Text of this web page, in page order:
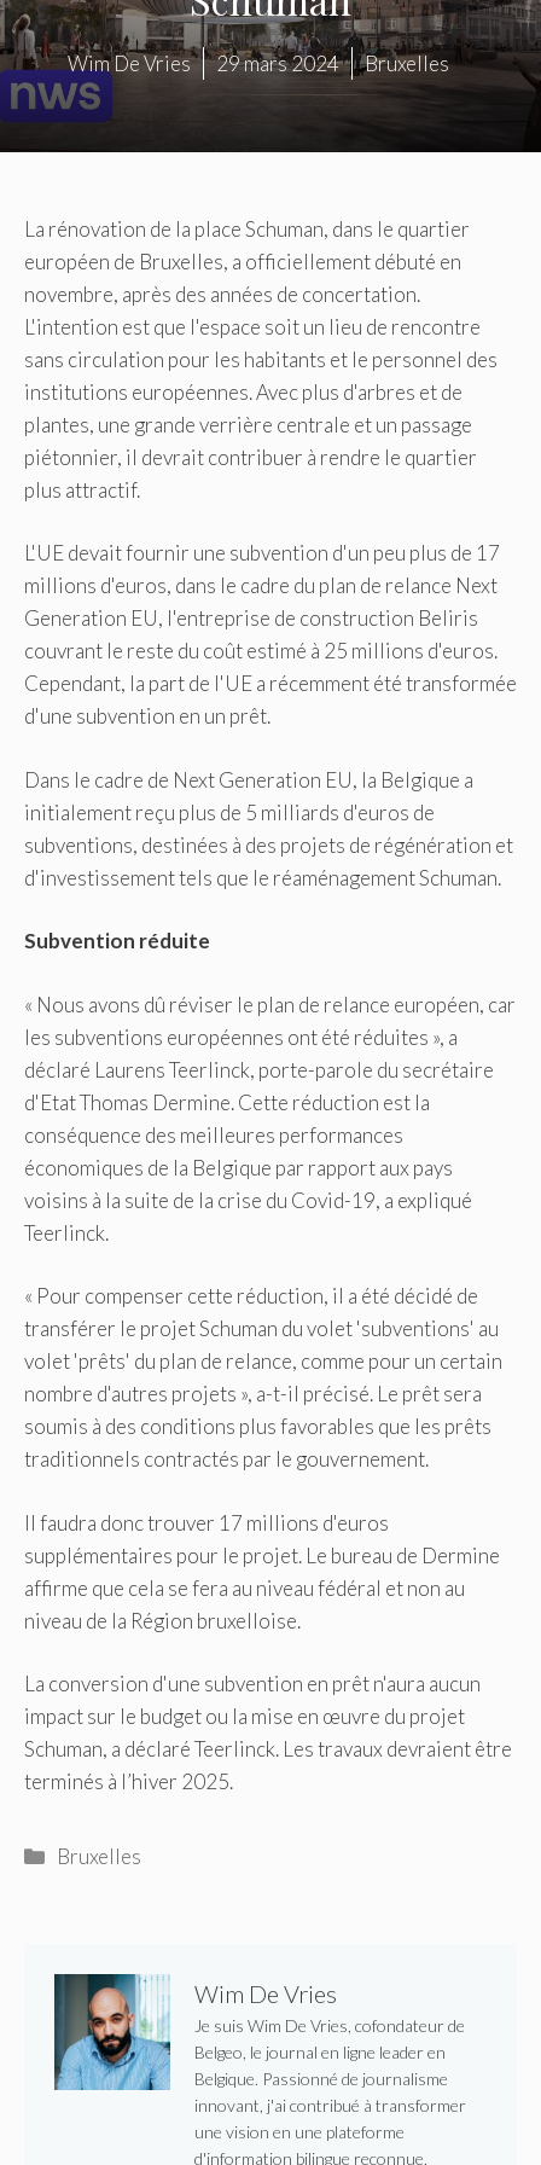
Wim De Vries 29 mars 2024 Bruxelles
La rénovation de la place Schuman, dans le quartier
européen de Bruxelles, a officiellement débuté en
novembre, après des années de concertation.
L'intention est que l'espace soit un lieu de rencontre
sans circulation pour les habitants et le personnel des
institutions européennes. Avec plus d'arbres et de
plantes, une grande verrière centrale et un passage
piétonnier, il devrait contribuer à rendre le quartier
plus attractif.
L'UE devait fournir une subvention d'un peu plus de 17
millions d'euros, dans le cadre du plan de relance Next
Generation EU, l'entreprise de construction Beliris
couvrant le reste du coût estimé à 25 millions d'euros.
Cependant, la part de l'UE a récemment été transformée
d'une subvention en un prêt.
Dans le cadre de Next Generation EU, la Belgique a
initialement reçu plus de 5 milliards d'euros de
subventions, destinées à des projets de régénération et
d'investissement tels que le réaménagement Schuman.
Subvention réduite
« Nous avons dû réviser le plan de relance européen, car
les subventions européennes ont été réduites », a
déclaré Laurens Teerlinck, porte-parole du secrétaire
d'Etat Thomas Dermine. Cette réduction est la
conséquence des meilleures performances
économiques de la Belgique par rapport aux pays
voisins à la suite de la crise du Covid-19, a expliqué
Teerlinck.
« Pour compenser cette réduction, il a été décidé de
transférer le projet Schuman du volet 'subventions' au
volet 'prêts' du plan de relance, comme pour un certain
nombre d'autres projets », a-t-il précisé. Le prêt sera
soumis à des conditions plus favorables que les prêts
traditionnels contractés par le gouvernement.
Il faudra donc trouver 17 millions d'euros
supplémentaires pour le projet. Le bureau de Dermine
affirme que cela se fera au niveau fédéral et non au
niveau de la Région bruxelloise.
La conversion d'une subvention en prêt n'aura aucun
impact sur le budget ou la mise en œuvre du projet
Schuman, a déclaré Teerlinck. Les travaux devraient être
terminés à l’hiver 2025.
Catégories
Bruxelles
Wim De Vries
Je suis Wim De Vries, cofondateur de
Belgeo, le journal en ligne leader en
Belgique. Passionné de journalisme
innovant, j'ai contribué à transformer
une vision en une plateforme
d'information bilingue reconnue,